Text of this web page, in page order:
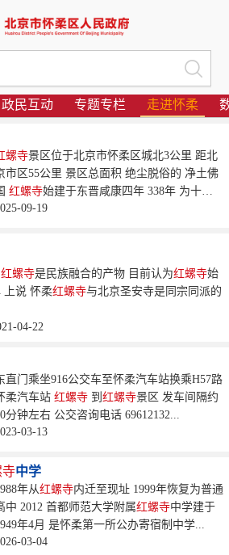
政民互动 专题专栏 走进怀柔
螺寺景区位于北京市怀柔区城北3公里 距北
市区55公里 景区总面积 绝尘脱俗的 净土佛
红螺寺始建于东晋咸康四年 338年 为十方
住寺...
09-19
红螺寺是民族融合的产物 目前认为红螺寺始
上说 怀柔红螺寺与北京圣安寺是同宗同派的
04-22
直门乘坐916公交车至怀柔汽车站换乘H57路
柔汽车站 红螺寺 到 红螺寺景区 发车间隔约
分钟左右 公交咨询电话 69612132...
03-13
寺中学
年从红螺寺内迁至现址 1999年恢复为普通
中 2012 首都师范大学附属红螺寺中学建于
年4月 是怀柔第一所公办寄宿制中学...
03-04